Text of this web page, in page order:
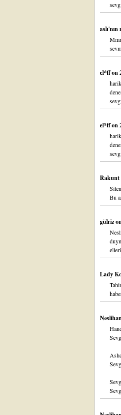
aslı'nın
el*ffon
el*ffon
Rakunt
Bu
gülriz
Lady